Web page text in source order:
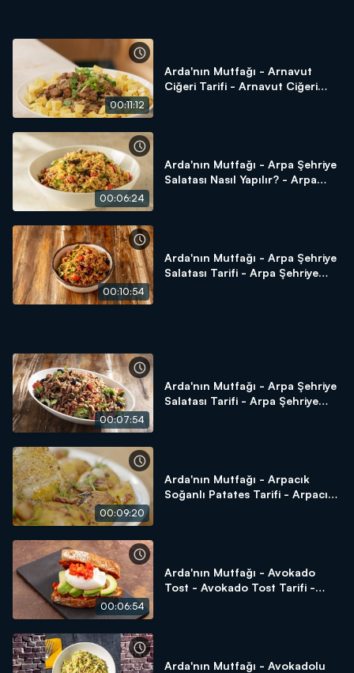
00:11:12
Arda'nın Mutfağı - Arnavut
Ciğeri Tarifi - Arnavut Ciğeri
00:06:24
Arda'nın Mutfağı - Arpa Şehriye
Salatası Nasıl Yapılır? - Arpa
00:10:54
Arda'nın Mutfağı - Arpa Şehriye
Salatası Tarifi - Arpa Şehriye
00:07:54
Arda'nın Mutfağı - Arpa Şehriye
Salatası Tarifi - Arpa Şehriye
00:09:20
Arda'nın Mutfağı - Arpacık
Soğanlı Patates Tarifi - Arpacık
00:06:54
Arda'nın Mutfağı - Avokado
Tost - Avokado Tost Tarifi -
Arda'nın Mutfağı - Avokadolu